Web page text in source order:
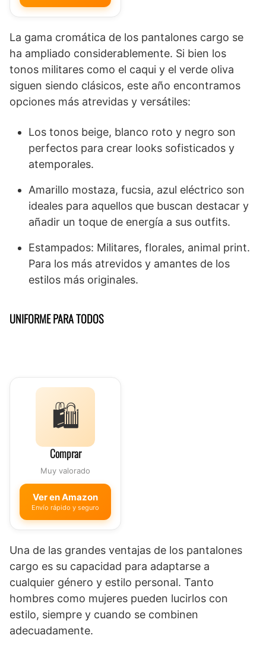
La gama cromática de los pantalones cargo se
ha ampliado considerablemente. Si bien los
tonos militares como el caqui y el verde oliva
siguen siendo clásicos, este año encontramos
opciones más atrevidas y versátiles:
Los tonos beige, blanco roto y negro son
perfectos para crear looks sofisticados y
atemporales.
Amarillo mostaza, fucsia, azul eléctrico son
ideales para aquellos que buscan destacar y
añadir un toque de energía a sus outfits.
Estampados: Militares, florales, animal print.
Para los más atrevidos y amantes de los
estilos más originales.
UNIFORME PARA TODOS
🛍️
Comprar
Muy valorado
Ver en Amazon
Envío rápido y seguro
Una de las grandes ventajas de los pantalones
cargo es su capacidad para adaptarse a
cualquier género y estilo personal. Tanto
hombres como mujeres pueden lucirlos con
estilo, siempre y cuando se combinen
adecuadamente.